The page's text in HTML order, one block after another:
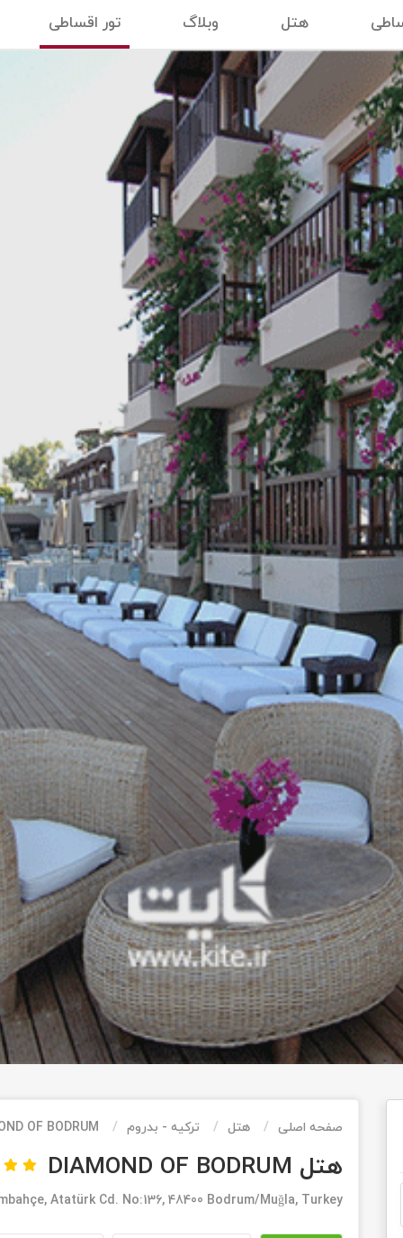
هتل وبلاگ تور اقساطی
صفحه اصلی هتل ترکیه - بدروم OF BODRUM
هتل DIAMOND OF BODRUM
Atatürk Cd. No:136, 48400 Bodrum/Muğla, Turkey